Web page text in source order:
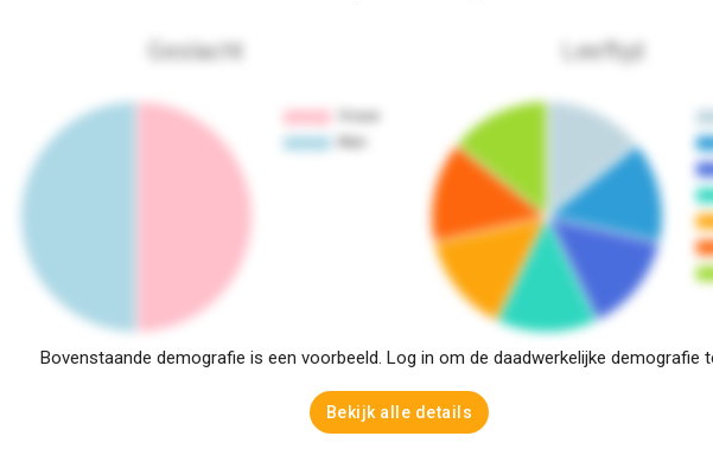
Geslacht Leeftijd
Bovenstaande demografie is een voorbeeld. Log in om de daadwerkelijke demografie
Bekijk alle details